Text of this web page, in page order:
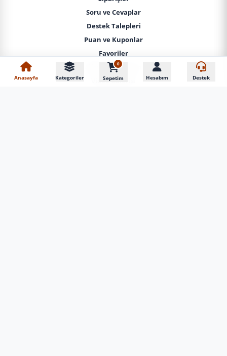
Soru ve Cevaplar
Destek Talepleri
Puan ve Kuponlar
Favoriler
Şifremi Unuttum
Video Galerisi
Anasayfa Kategoriler
0
Sepetim Hesabım Destek